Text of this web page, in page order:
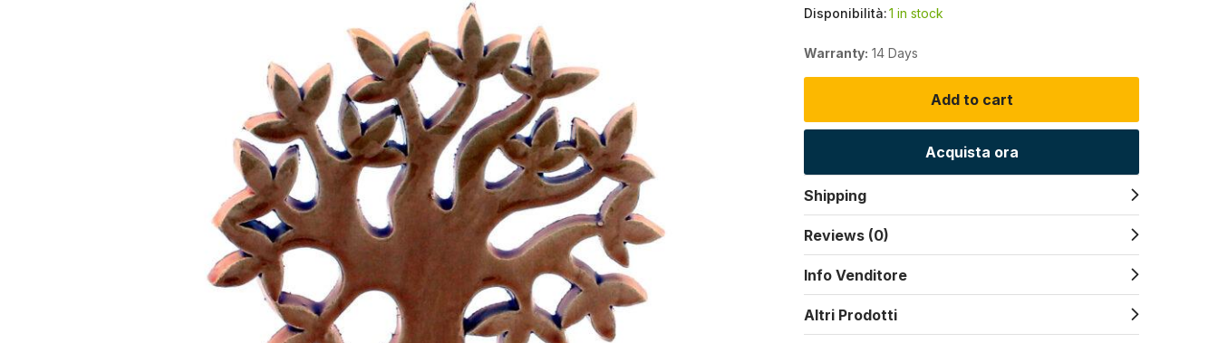
Disponibilità:1 in stock
Warranty: 14 Days
Add to cart
Acquista ora
Shipping
Reviews (0)
Info Venditore
Altri Prodotti